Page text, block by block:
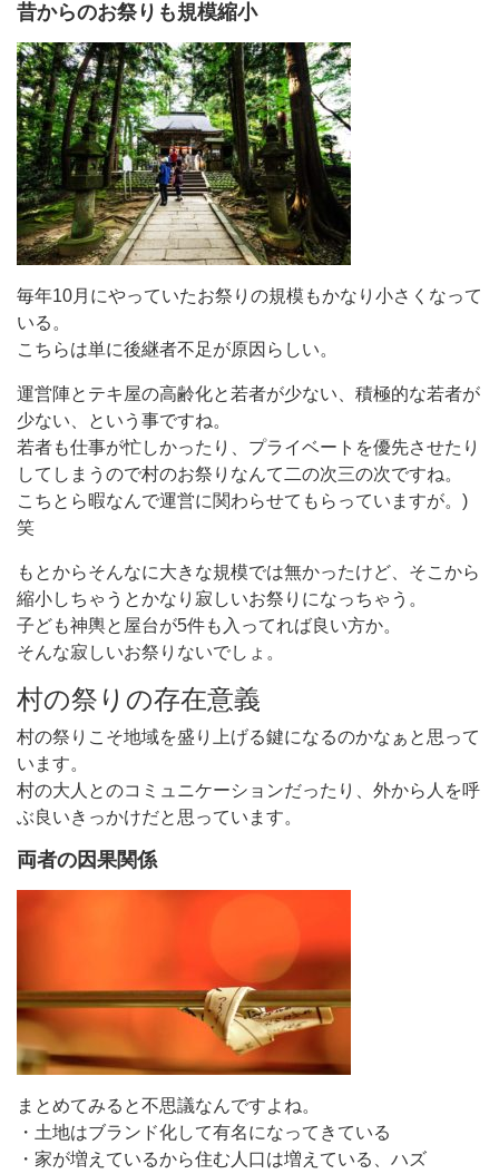
昔からのお祭りも規模縮小
毎年10月にやっていたお祭りの規模もかなり小さくなって
いる。
こちらは単に後継者不足が原因らしい。
運営陣とテキ屋の高齢化と若者が少ない、積極的な若者が
少ない、という事ですね。
若者も仕事が忙しかったり、プライベートを優先させたり
してしまうので村のお祭りなんて二の次三の次ですね。
こちとら暇なんで運営に関わらせてもらっていますが。)
笑
もとからそんなに大きな規模では無かったけど、そこから
縮小しちゃうとかなり寂しいお祭りになっちゃう。
子ども神輿と屋台が5件も入ってれば良い方か。
そんな寂しいお祭りないでしょ。
村の祭りの存在意義
村の祭りこそ地域を盛り上げる鍵になるのかなぁと思って
います。
村の大人とのコミュニケーションだったり、外から人を呼
ぶ良いきっかけだと思っています。
両者の因果関係
まとめてみると不思議なんですよね。
・土地はブランド化して有名になってきている
・家が増えているから住む人口は増えている、ハズ